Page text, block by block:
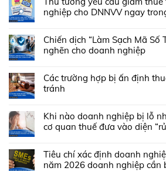
nghiệp cho DNNVV ngay
Chiến dịch “Làm Sạch Mã Số
nghẽn cho doanh nghiệp
Các trường hợp bị ấn định
tránh
Khi nào doanh nghiệp bị lỗ
cơ quan thuế đưa vào diện
Tiêu chí xác định doanh
năm 2026 doanh nghiệp cần